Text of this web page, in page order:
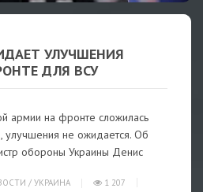
УЛУЧШЕНИЯ
ДЛЯ ВСУ
армии на фронте сложилась
улучшения не ожидается. Об
обороны Украины Денис
/ УКРАИНА 1 207